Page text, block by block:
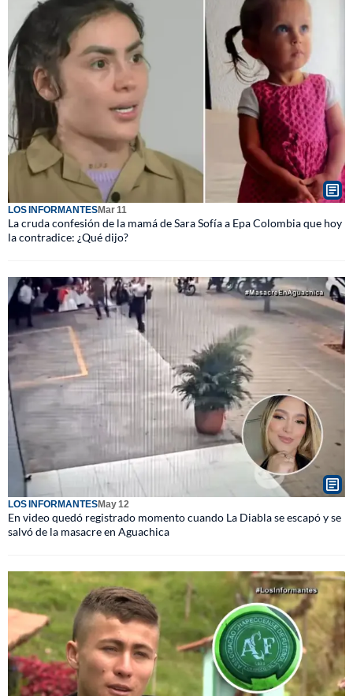
LOS INFORMANTESMar 11
La cruda confesión de la mamá de Sara Sofía a Epa Colombia que hoy
la contradice: ¿Qué dijo?
LOS INFORMANTESMay 12
En video quedó registrado momento cuando La Diabla se escapó y se
salvó de la masacre en Aguachica